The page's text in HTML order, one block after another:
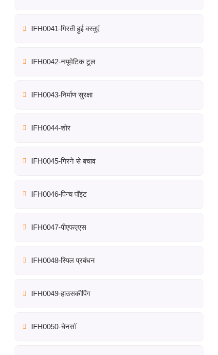
IFH0041-गिरती हुई वस्तुएं
IFH0042-नयूमेटिक टूल
IFH0043-निर्माण सुरक्षा
IFH0044-शोर
IFH0045-गिरने से बचाव
IFH0046-पिन्च पॉइंट
IFH0047-पीएफएएस
IFH0048-स्पिल प्रबंधन
IFH0049-हाउसकीपिंग
IFH0050-चेनसॉ